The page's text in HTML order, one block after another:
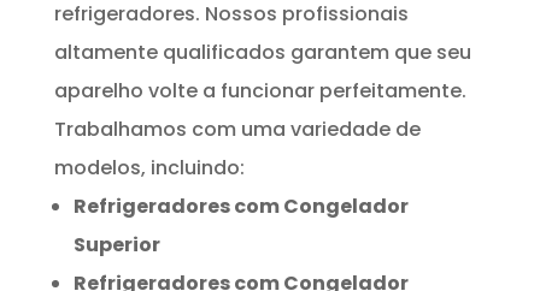
refrigeradores. Nossos profissionais
altamente qualificados garantem que seu
aparelho volte a funcionar perfeitamente.
Trabalhamos com uma variedade de
modelos, incluindo:
Refrigeradores com Congelador
Superior
Refrigeradores com Congelador